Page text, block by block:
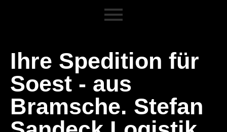
Ihre Spedition für
Soest - aus
Bramsche. Stefan